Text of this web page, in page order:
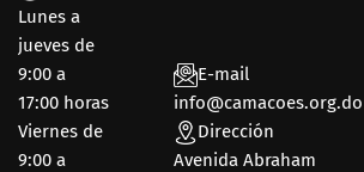
Lunes a
jueves de
9:00 a
17:00 horas
Viernes de
9:00 a
E-mail
info@camacoes.org.do
Dirección
Avenida Abraham